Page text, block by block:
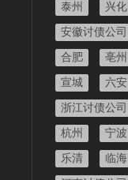
泰州 兴化
安徽讨债公司
合肥 亳州
宣城 六安
浙江讨债公司
杭州 宁波
乐清 临海